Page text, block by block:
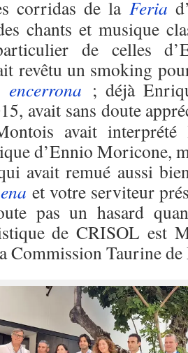
corridas de la Feria
chants et musique
de celles
revêtu un smoking
encerrona ; déjà
avait sans doute
avait
d’Ennio Moricone,
avait remué aussi
et votre serviteur
pas un hasard
de CRISOL est
Commission Taurine